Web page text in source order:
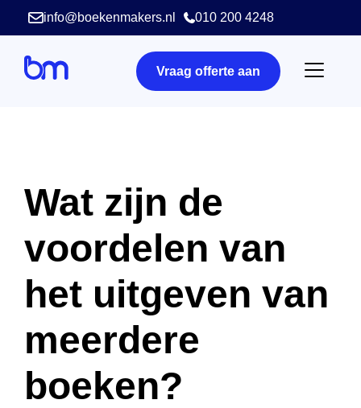
info@boekenmakers.nl 010 200 4248
Vraag offerte aan
Wat zijn de
voordelen van
het uitgeven van
meerdere
boeken?